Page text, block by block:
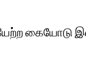
கையோடு